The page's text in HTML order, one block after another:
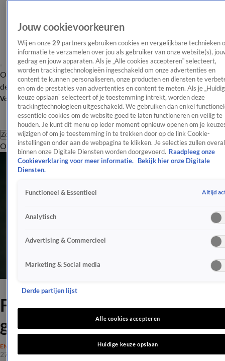
OverzichtAfleveringen Entertainment TV Algemeen
Tip
de redactieNieuwsbrief
Volg Shownieuws
Zoeken
OverzichtEntertainmentSpraakmakendRealityCrimeVideo's
Ferri Somogyi op de
gevoelige plaat
ENTERTAINMENT
27 jan 2021, 21:00
Jouw cookievoorkeuren
Wij en onze 29 partners gebruiken cookies en vergelijkbare technieken
informatie te verzamelen over jou als gebruiker van onze website(s),
gedrag en jouw apparaten. Als je „Alle cookies accepteren” selecteert,
worden trackingtechnologieën ingeschakeld om onze advertenties en
content te kunnen personaliseren, onze producten en diensten te
en om de prestaties van advertenties en content te meten. Als je
keuze opslaan” selecteert of je toestemming intrekt, worden deze
trackingtechnologieën uitgeschakeld. We gebruiken dan enkel
essentiële cookies om de website goed te laten functioneren en veilig te
houden. Je kunt dit menu op ieder moment opnieuw openen om je
wijzigen of om je toestemming in te trekken door op de link Cookie-
instellingen onder aan de webpagina te klikken. Je selecties zullen overal
binnen onze Digitale Diensten worden doorgevoerd. Raadpleeg onze
Cookieverklaring voor meer informatie.
Bekijk hier onze Digitale
Diensten.
Functioneel & Essentieel Altijd
Analytisch
Advertising & Commercieel
Marketing & Social media
Derde partijen lijst
Alle cookies accepteren
Huidige keuze opslaan